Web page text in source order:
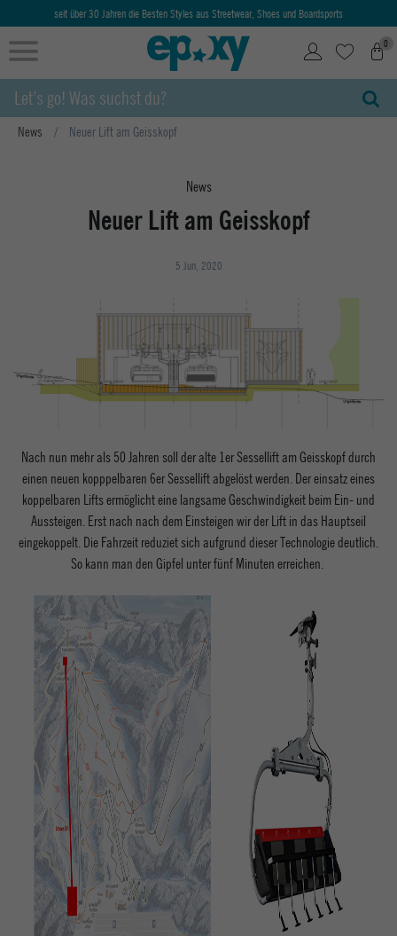
seit über 30 Jahren die Besten Styles aus Streetwear, Shoes und Boardsports
0
News Neuer Lift am Geisskopf
News
Neuer Lift am Geisskopf
5 Jun, 2020
Nach nun mehr als 50 Jahren soll der alte 1er Sessellift am Geisskopf durch
einen neuen kopppelbaren 6er Sessellift abgelöst werden. Der einsatz eines
koppelbaren Lifts ermöglicht eine langsame Geschwindigkeit beim Ein- und
Aussteigen. Erst nach nach dem Einsteigen wir der Lift in das Hauptseil
eingekoppelt. Die Fahrzeit reduziet sich aufgrund dieser Technologie deutlich.
So kann man den Gipfel unter fünf Minuten erreichen.